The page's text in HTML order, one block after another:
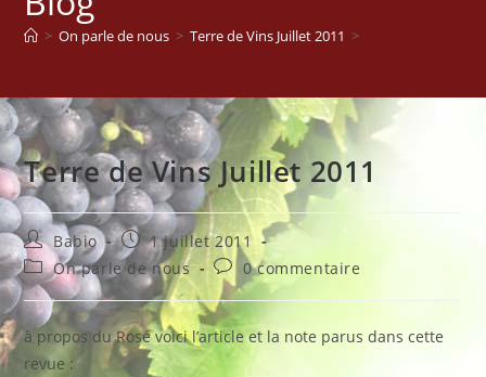
> On parle de nous > Terre de Vins Juillet 2011 >
Terre de Vins Juillet 2011
Auteur/autrice
de
la
publication :
Babio
Publication
publiée :
1 juillet 2011
Post
category:
On parle de nous
Commentaires
de
la
publication :
0 commentaire
à propos du Rosé voici l’article et la note parus dans cette
revue :